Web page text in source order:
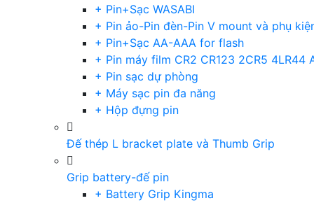
+ Pin+Sạc WASABI
+ Pin ảo-Pin đèn-Pin V mount và phụ
+ Pin+Sạc AA-AAA for flash
+ Pin máy film CR2 CR123 2CR5 4LR44
+ Pin sạc dự phòng
+ Máy sạc pin đa năng
+ Hộp đựng pin
Đế thép L bracket plate và Thumb Grip
Grip battery-đế pin
+ Battery Grip Kingma